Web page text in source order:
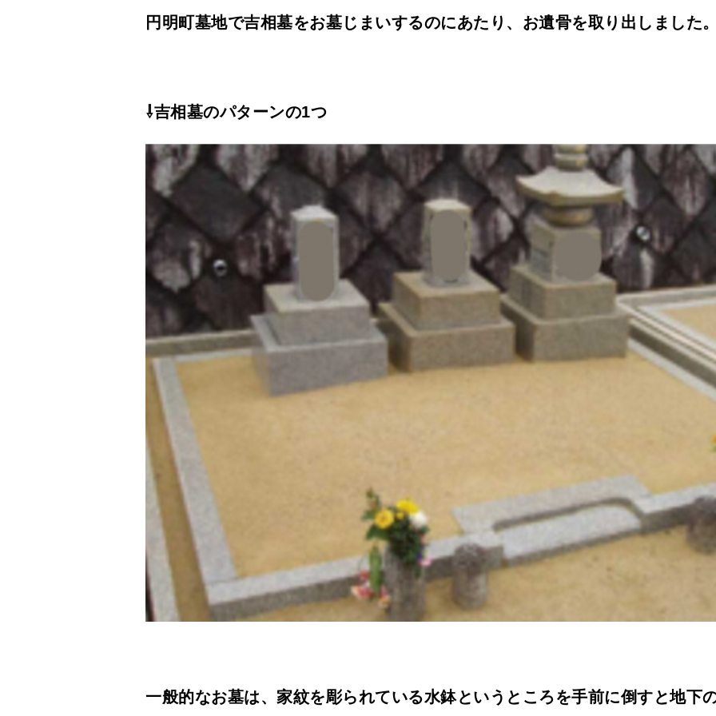
円明町墓地で吉相墓をお墓じまいするのにあたり、お遺骨を取り出しました
⇩吉相墓のパターンの1つ
一般的なお墓は、家紋を彫られている水鉢というところを手前に倒すと地下